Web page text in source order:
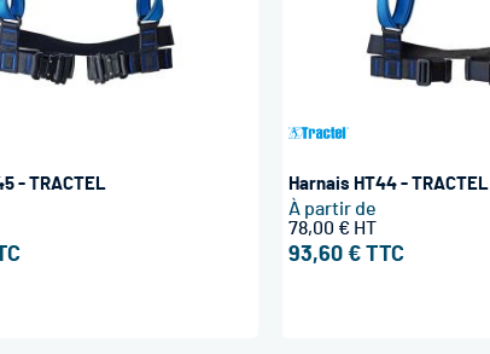
- TRACTEL Harnais HT44 - TRACTEL
À partir de
93,60 €
78,00 €